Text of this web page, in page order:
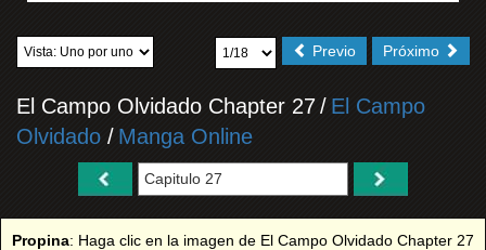
Próximo
Previo
El Campo Olvidado Chapter 27/ El Campo
Olvidado / Manga Online
Propina: Haga clic en la imagen de El Campo Olvidado Chapter 27